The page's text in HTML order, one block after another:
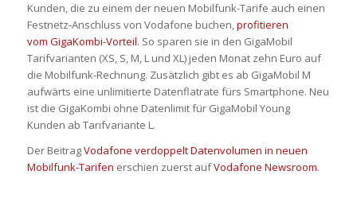
Kunden, die zu einem der neuen Mobilfunk-Tarife auch einen
Festnetz-Anschluss von Vodafone buchen,profitieren
vom GigaKombi-Vorteil. So sparen sie in den GigaMobil
Tarifvarianten (XS, S, M, L und XL) jeden Monat zehn Euro auf
die Mobilfunk-Rechnung. Zusätzlich gibt es ab GigaMobil M
aufwärts eine unlimitierte Datenflatrate fürs Smartphone. Neu
ist die GigaKombi ohne Datenlimit für GigaMobil Young
Kunden ab Tarifvariante L.
Der BeitragVodafone verdoppelt Datenvolumen in neuen
Mobilfunk-Tarifen erschien zuerst aufVodafone Newsroom.